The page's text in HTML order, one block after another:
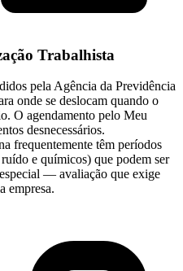
Trabalhista
pela Agência da Previdência
onde se deslocam quando o
O agendamento pelo Meu
desnecessários.
frequentemente têm períodos
e químicos) que podem ser
— avaliação que exige
empresa.